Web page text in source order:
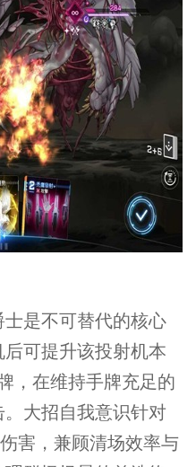
是不可替代的核心
可提升该投射机本
，在维持手牌充足的
大招自我意识针对
害，兼顾清场效率与